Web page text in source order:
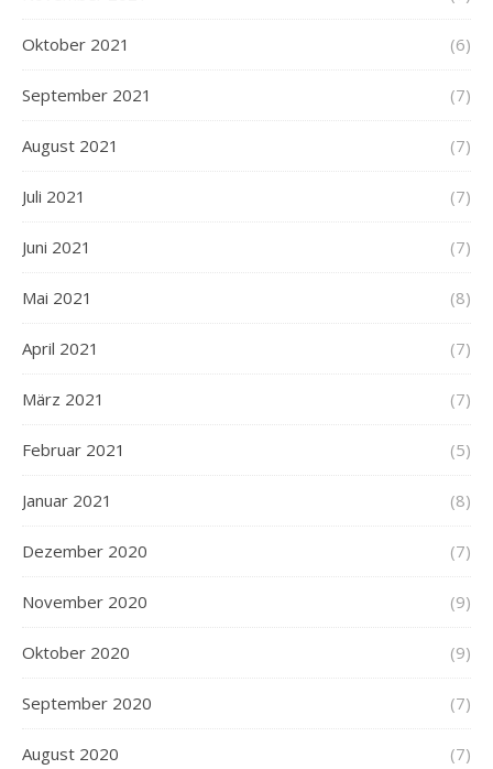
Oktober 2021 (6)
September 2021 (7)
August 2021 (7)
Juli 2021 (7)
Juni 2021 (7)
Mai 2021 (8)
April 2021 (7)
März 2021 (7)
Februar 2021 (5)
Januar 2021 (8)
Dezember 2020 (7)
November 2020 (9)
Oktober 2020 (9)
September 2020 (7)
August 2020 (7)